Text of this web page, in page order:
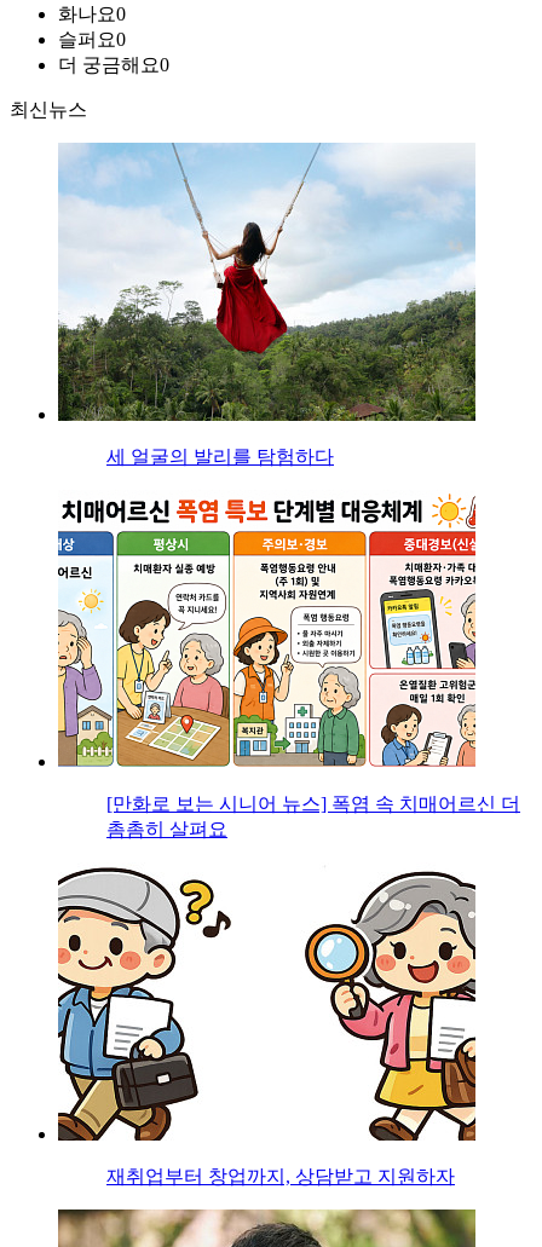
화나요0
슬퍼요0
더 궁금해요0
최신뉴스
세 얼굴의 발리를 탐험하다
[만화로 보는 시니어 뉴스] 폭염 속 치매어르신 더
촘촘히 살펴요
재취업부터 창업까지, 상담받고 지원하자